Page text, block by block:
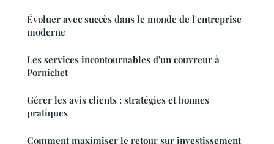
Évoluer avec succès dans le monde de l'entreprise
moderne
Les services incontournables d'un couvreur à
Pornichet
Gérer les avis clients : stratégies et bonnes
pratiques
Comment maximiser le retour sur investissement